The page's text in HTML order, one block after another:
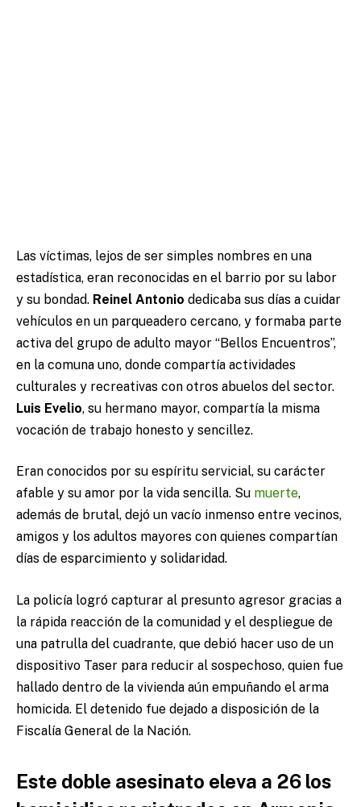
Las víctimas, lejos de ser simples nombres en una
estadística, eran reconocidas en el barrio por su labor
y su bondad. Reinel Antonio dedicaba sus días a cuidar
vehículos en un parqueadero cercano, y formaba parte
activa del grupo de adulto mayor “Bellos Encuentros”,
en la comuna uno, donde compartía actividades
culturales y recreativas con otros abuelos del sector.
Luis Evelio, su hermano mayor, compartía la misma
vocación de trabajo honesto y sencillez.
Eran conocidos por su espíritu servicial, su carácter
afable y su amor por la vida sencilla. Su muerte,
además de brutal, dejó un vacío inmenso entre vecinos,
amigos y los adultos mayores con quienes compartían
días de esparcimiento y solidaridad.
La policía logró capturar al presunto agresor gracias a
la rápida reacción de la comunidad y el despliegue de
una patrulla del cuadrante, que debió hacer uso de un
dispositivo Taser para reducir al sospechoso, quien fue
hallado dentro de la vivienda aún empuñando el arma
homicida. El detenido fue dejado a disposición de la
Fiscalía General de la Nación.
Este doble asesinato eleva a 26 los